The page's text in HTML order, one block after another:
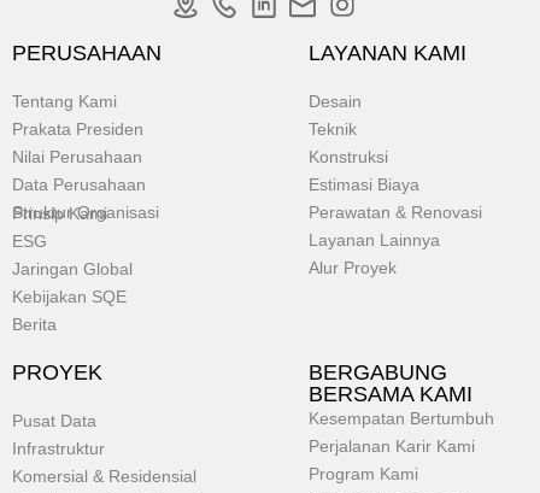
PERUSAHAAN
Tentang Kami
Prakata Presiden
Nilai Perusahaan
Data Perusahaan
Struktur Organisasi
Prinsip Kami
ESG
Jaringan Global
Kebijakan SQE
Berita
LAYANAN KAMI
Desain
Teknik
Konstruksi
Estimasi Biaya
Perawatan & Renovasi
Layanan Lainnya
Alur Proyek
PROYEK
Pusat Data
Infrastruktur
Komersial & Residensial
BERGABUNG
BERSAMA KAMI
Kesempatan Bertumbuh
Perjalanan Karir Kami
Program Kami